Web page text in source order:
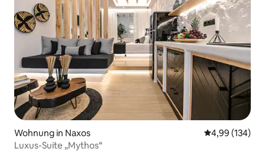
Wohnung in Naxos
4,99 (134)
Luxus-Suite „Mythos“